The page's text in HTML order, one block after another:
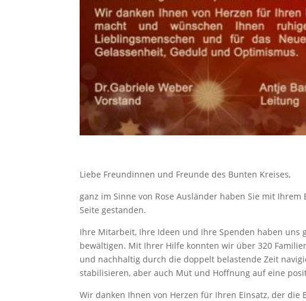
Liebe Freundinnen und Freunde des Bunten Kreises,
ganz im Sinne von Rose Ausländer haben Sie mit
Seite gestanden.
Ihre Mitarbeit, Ihre Ideen und Ihre Spenden haben uns
bewältigen. Mit Ihrer Hilfe konnten wir über 320
und nachhaltig durch die doppelt belastende Zeit
stabilisieren, aber auch Mut und Hoffnung auf eine
Wir danken Ihnen von Herzen für Ihren Einsatz, der